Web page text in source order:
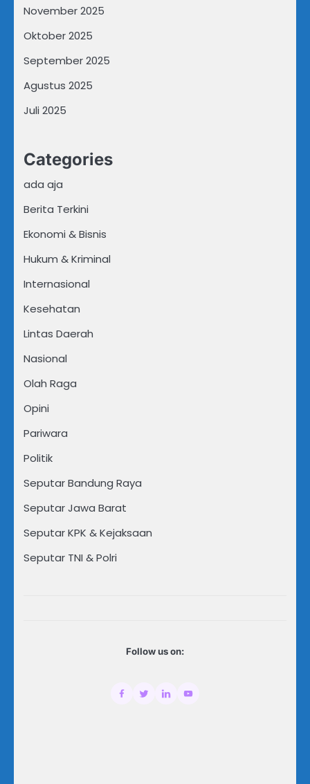
November 2025
Oktober 2025
September 2025
Agustus 2025
Juli 2025
Categories
ada aja
Berita Terkini
Ekonomi & Bisnis
Hukum & Kriminal
Internasional
Kesehatan
Lintas Daerah
Nasional
Olah Raga
Opini
Pariwara
Politik
Seputar Bandung Raya
Seputar Jawa Barat
Seputar KPK & Kejaksaan
Seputar TNI & Polri
Follow us on: